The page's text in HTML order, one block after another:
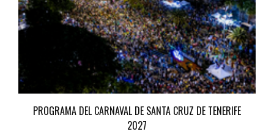
PROGRAMA DEL CARNAVAL DE SANTA CRUZ DE TENERIFE
2027